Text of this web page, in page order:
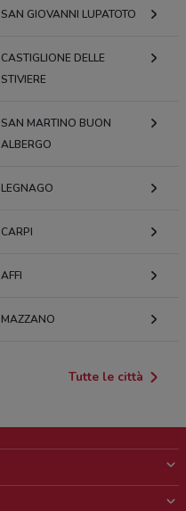
SAN GIOVANNI LUPATOTO
CASTIGLIONE DELLE
STIVIERE
SAN MARTINO BUON
ALBERGO
LEGNAGO
CARPI
AFFI
MAZZANO
Tutte le città